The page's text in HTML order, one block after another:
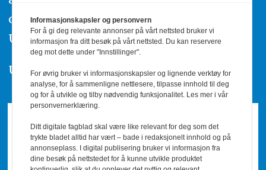
også klage inn saker til Pressens Faglige
Utvalg,www.pfu.no.
Utgiver: PBL
Informasjonskapsler og personvern
For å gi deg relevante annonser på vårt nettsted bruker vi
informasjon fra ditt besøk på vårt nettsted. Du kan reservere
deg mot dette under "Innstillinger".
For øvrig bruker vi informasjonskapsler og lignende verktøy for
analyse, for å sammenligne nettlesere, tilpasse innhold til deg
og for å utvikle og tilby nødvendig funksjonalitet. Les mer i vår
personvernerklæring.
Ditt digitale fagblad skal være like relevant for deg som det
trykte bladet alltid har vært – bade i redaksjonelt innhold og på
annonseplass. I digital publisering bruker vi informasjon fra
dine besøk på nettstedet for å kunne utvikle produktet